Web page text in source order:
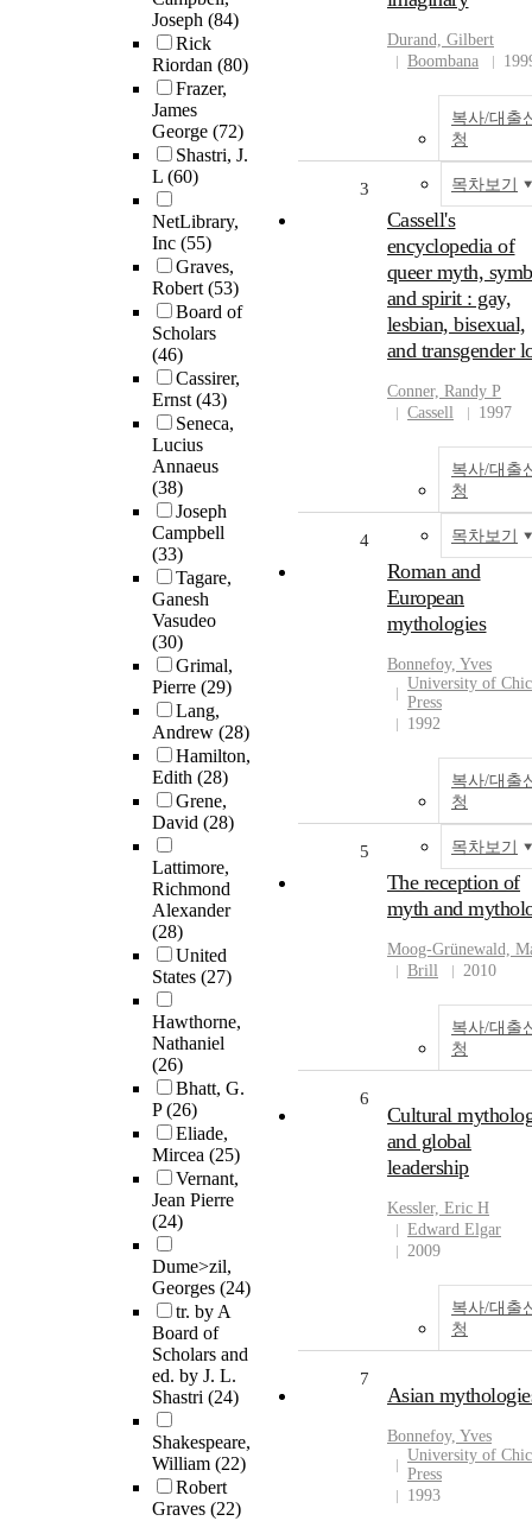
Joseph (84)
Rick
Riordan (80)
Frazer,
James
George (72)
Shastri, J.
L (60)
NetLibrary,
Inc (55)
Graves,
Robert(53)
Board of
Scholars
(46)
Cassirer,
Ernst(43)
Seneca,
Lucius
Annaeus
(38)
Joseph
Campbell
(33)
Tagare,
Ganesh
Vasudeo
(30)
Grimal,
Pierre (29)
Lang,
Andrew (28)
Hamilton,
Edith (28)
Grene,
David (28)
Lattimore,
Richmond
Alexander
(28)
United
States (27)
Hawthorne,
Nathaniel
(26)
Bhatt, G.
P(26)
Eliade,
Mircea (25)
Vernant,
Jean Pierre
(24)
Dume>zil,
Georges (24)
tr. by A
Board of
Scholars and
ed. by J. L.
Shastri (24)
Shakespeare,
William (22)
Robert
Graves (22)
Durand, Gilbert
Boombana
복사/대출
청
목차보기
3
Cassell's
encyclopedia of
queer myth,
and spirit : gay,
lesbian, bisexual,
and transgender
Conner, Randy P
Cassell
1997
복사/대출
청
목차보기
4
Roman and
European
mythologies
Bonnefoy, Yves
University of
Press
1992
복사/대출
청
목차보기
5
The reception of
myth and
Moog-Grünewald,
Brill
2010
복사/대출
청
6
Cultural
and global
leadership
Kessler, Eric H
Edward Elgar
2009
복사/대출
청
7
Asian
Bonnefoy, Yves
University of
Press
1993